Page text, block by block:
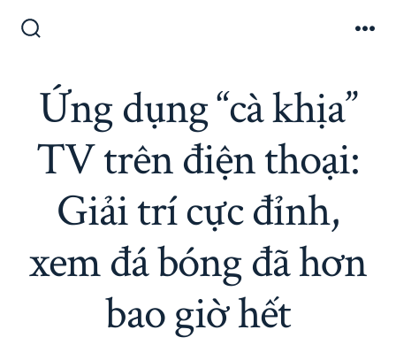
Ứng dụng “cà khịa”
TV trên điện thoại:
Giải trí cực đỉnh,
xem đá bóng đã hơn
bao giờ hết